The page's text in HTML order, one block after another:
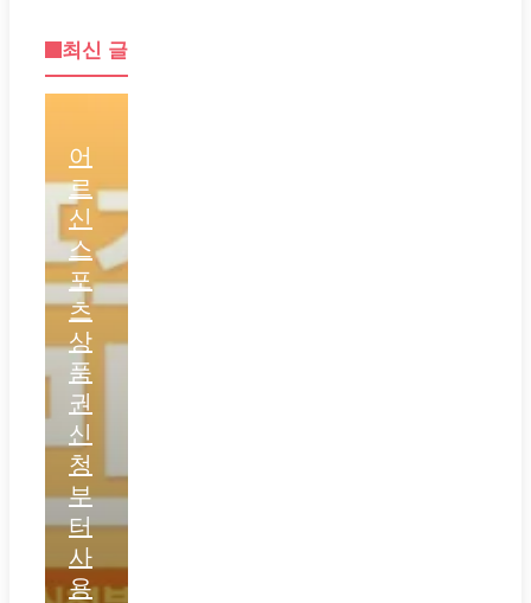
최신 글
어
르
신
스
포
츠
상
품
권
신
청
부
터
사
용